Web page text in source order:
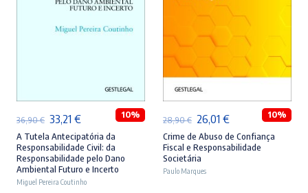
36,90€ O
preço
original
era:
33,21 €O
preço
atual
é:
10%
A Tutela Antecipatória da
Responsabilidade Civil: da
Responsabilidade pelo Dano
Ambiental Futuro e Incerto
Miguel Pereira Coutinho
ADICIONAR
28,90€ O
preço
original
era:
26,01 €O
preço
atual
10%
Crime de Abuso de Confiança
Fiscal e Responsabilidade
Societária
Paulo Marques